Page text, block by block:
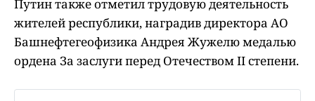
Путин также отметил трудовую деятельность
жителей республики, наградив директора АО
Башнефтегеофизика Андрея Жужелю медалью
ордена За заслуги перед Отечеством II степени.